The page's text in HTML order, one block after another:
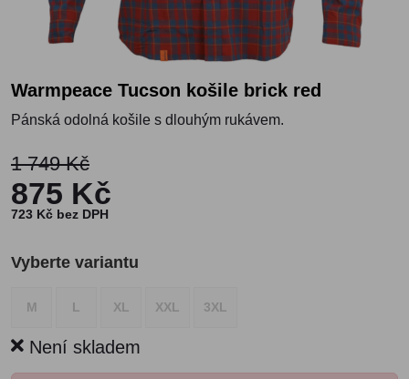
Warmpeace Tucson košile brick red
Pánská odolná košile s dlouhým rukávem.
1 749 Kč
875 Kč
723 Kč bez DPH
Vyberte variantu
M L XL XXL 3XL
Není skladem